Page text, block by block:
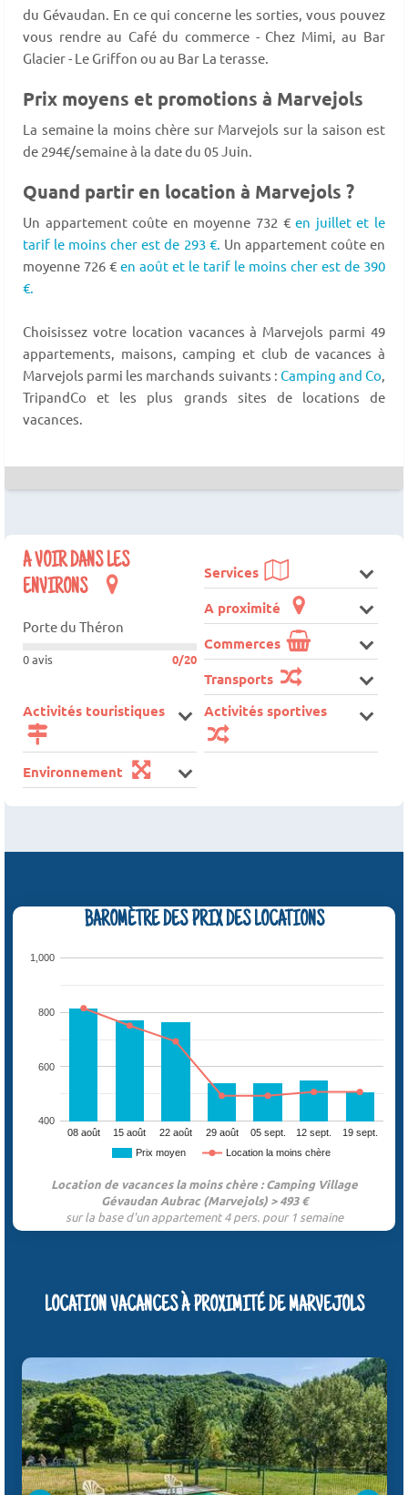
du Gévaudan. En ce qui concerne les sorties, vous pouvez
vous rendre au Café du commerce - Chez Mimi, au Bar
Glacier - Le Griffon ou au Bar La terasse.
Prix moyens et promotions à Marvejols
La semaine la moins chère sur Marvejols sur la saison est
de 294€/semaine à la date du 05 Juin.
Quand partir en location à Marvejols ?
Un appartement coûte en moyenne 732 €en juillet et le
tarif le moins cher est de 293 €. Un appartement coûte en
moyenne 726 € en août et le tarif le moins cher est de 390
€.
Choisissez votre location vacances à Marvejols parmi 49
appartements, maisons, camping et club de vacances à
Marvejols parmi les marchands suivants : Camping and Co
TripandCo et les plus grands sites de locations de
vacances.
A VOIR DANS LES
ENVIRONS
Porte du Théron
0 avis 0/20
Services
A proximité
Commerces
Transports
Activités touristiques
Activités sportives
Environnement
BAROMÈTRE DES PRIX DES LOCATIONS
Prix moyen Location la moins chère
08 août 15 août 22 août 29 août 05 sept. 12 sept. 19 sept.
400
600
800
1,000
Location de vacances la moins chère : Camping Village
Gévaudan Aubrac (Marvejols) > 493 €
sur la base d'un appartement 4 pers. pour 1 semaine
LOCATION VACANCES À PROXIMITÉ DE MARVEJOLS